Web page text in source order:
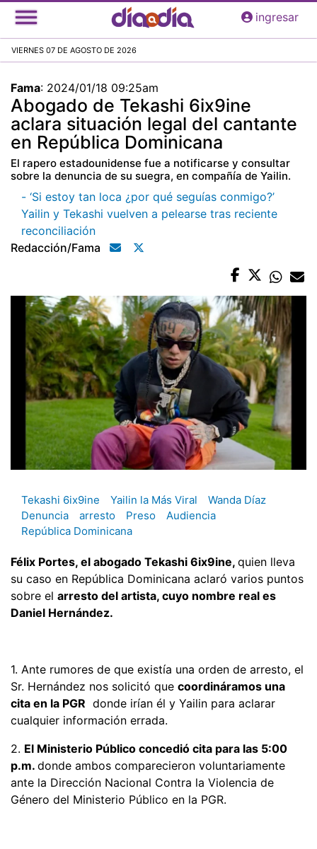
Pasar
al
principal
ingresar
VIERNES 07 DE AGOSTO DE 2026
Fama: 2024/01/18 09:25am
Abogado de Tekashi 6ix9ine
aclara situación legal del cantante
en República Dominicana
El rapero estadounidense fue a notificarse y consultar
sobre la denuncia de su suegra, en compañía de Yailin.
- ‘Si estoy tan loca ¿por qué seguías conmigo?’
Yailin y Tekashi vuelven a pelearse tras reciente
reconciliación
Redacción/fama
Tekashi 6ix9ine Yailin la Más Viral
Wanda Díaz
Denuncia
arresto Preso
Audiencia
República Dominicana
Félix Portes, el abogado Tekashi 6ix9ine, quien lleva
su caso en República Dominicana aclaró varios puntos
sobre el arresto del artista, cuyo nombre real es
Daniel Hernández.
1. Ante rumores de que existía una orden de arresto, el
Sr. Hernández nos solicitó que coordináramos una
cita en la PGR donde irían él y Yailin para aclarar
cualquier información errada.
2. El Ministerio Público concedió cita para las 5:00
p.m. donde ambos comparecieron voluntariamente
ante la Dirección Nacional Contra la Violencia de
Género del Ministerio Público en la PGR.